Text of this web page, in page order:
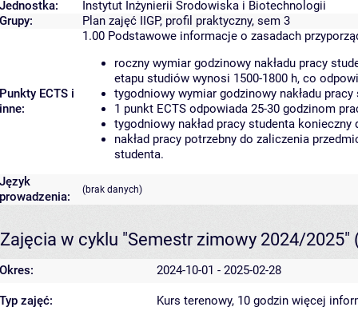
Jednostka:
Instytut Inżynierii Środowiska i Biotechnologii
Grupy:
Plan zajęć IIGP, profil praktyczny, sem 3
Punkty ECTS i
inne:
1.00 Podstawowe informacje o zasadach
roczny wymiar godzinowy nakładu pracy
etapu studiów wynosi 1500-1800 h, co
tygodniowy wymiar godzinowy nakładu
1 punkt ECTS odpowiada 25-30 godzinom
tygodniowy nakład pracy studenta
nakład pracy potrzebny do zaliczenia
studenta.
Język
prowadzenia:
(brak danych)
Zajęcia w cyklu "Semestr zimowy 2024/2025"
Okres: 2024-10-01 - 2025-02-28
Typ zajęć: Kurs terenowy, 10 godzin więcej